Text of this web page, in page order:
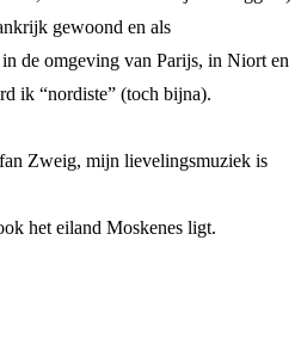
gewoond en als
de omgeving van Parijs, in Niort en
ik “nordiste” (toch bijna).
Zweig, mijn lievelingsmuziek is
het eiland Moskenes ligt.